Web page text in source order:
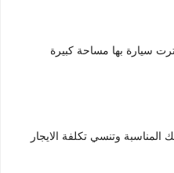
سيارة بها مساحة كبيرة
المناسبة وتنسي تكلفة الايجار